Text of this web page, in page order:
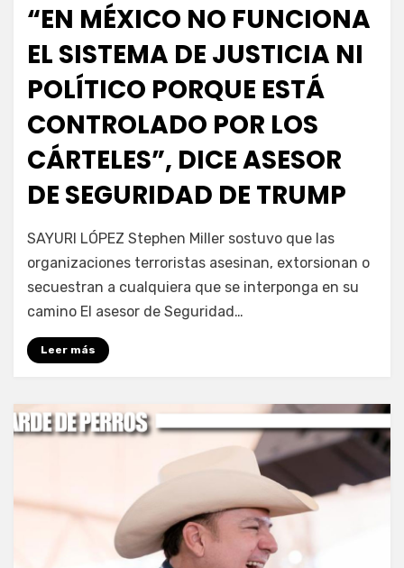
“EN MÉXICO NO FUNCIONA
EL SISTEMA DE JUSTICIA NI
POLÍTICO PORQUE ESTÁ
CONTROLADO POR LOS
CÁRTELES”, DICE ASESOR
DE SEGURIDAD DE TRUMP
porFernando Miranda Servín
SAYURI LÓPEZ Stephen Miller sostuvo que las
organizaciones terroristas asesinan, extorsionan o
secuestran a cualquiera que se interponga en su
camino El asesor de Seguridad…
Leer más